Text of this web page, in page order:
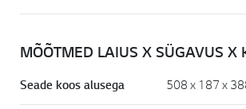
MÕÕTMED LAIUS X SÜGAVUS X
Seade koos alusega 508 x 187 x